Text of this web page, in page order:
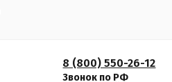
8 (800) 550-26-12
Звонок по РФ